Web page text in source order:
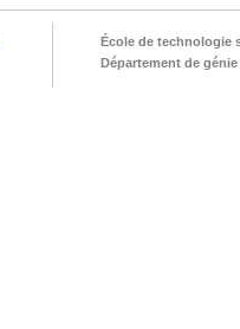
École de technologie
Département de